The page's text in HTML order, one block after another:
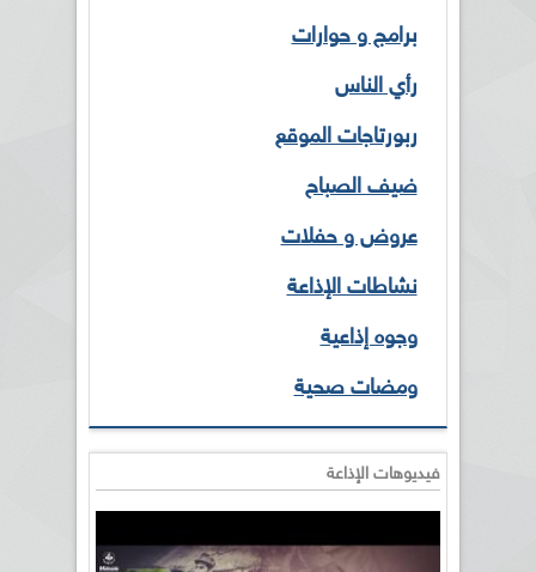
برامج و حوارات
رأي الناس
ربورتاجات الموقع
ضيف الصباح
عروض و حفلات
نشاطات الإذاعة
وجوه إذاعية
ومضات صحية
فيديوهات الإذاعة